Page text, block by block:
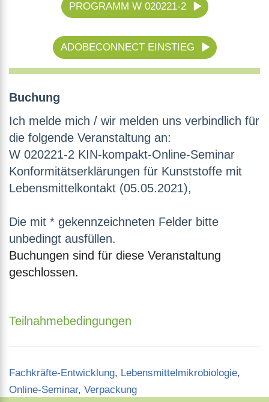
PROGRAMM W 020221-2
ADOBECONNECT EINSTIEG
Buchung
Ich melde mich / wir melden uns verbindlich für
die folgende Veranstaltung an:
W 020221-2 KIN-kompakt-Online-Seminar
Konformitätserklärungen für Kunststoffe mit
Lebensmittelkontakt (05.05.2021),
Die mit * gekennzeichneten Felder bitte
unbedingt ausfüllen.
Buchungen sind für diese Veranstaltung
geschlossen.
Teilnahmebedingungen
Categories
Fachkräfte-Entwicklung, Lebensmittelmikrobiologie,
Online-Seminar, Verpackung